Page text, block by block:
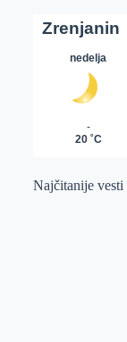
Najčitanije vesti